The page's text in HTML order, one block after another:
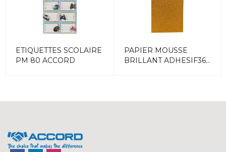
ETIQUETTES SCOLAIRE
PM 80 ACCORD
PAPIER MOUSSE
BRILLANT ADHESIF360